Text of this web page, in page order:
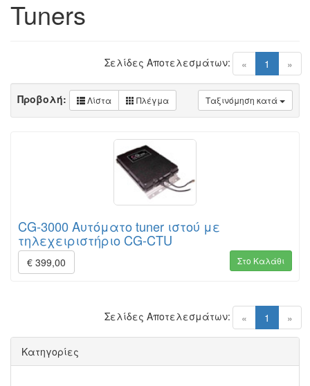
Tuners
« 1 (current)
»
Σελίδες Αποτελεσμάτων:
Ταξινόμηση κατά
Προβολή: Λίστα Πλέγμα
CG-3000 Αυτόματο tuner ιστού με
τηλεχειριστήριο CG-CTU
€ 399,00 Στο Καλάθι
« 1 (current)
»
Σελίδες Αποτελεσμάτων:
Κατηγορίες